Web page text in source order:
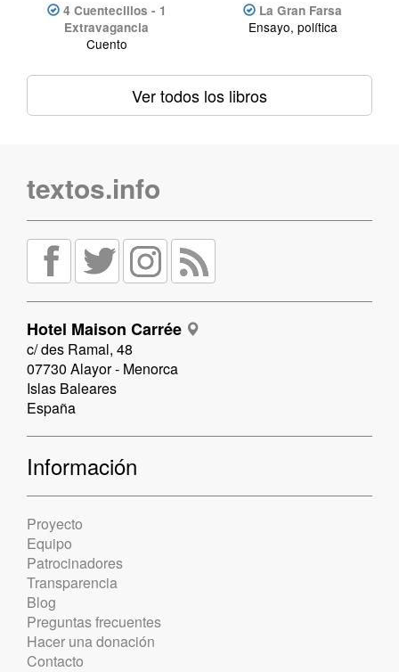
4 Cuentecillos - 1
Extravagancia
Cuento
La Gran Farsa
Ensayo, política
Ver todos los libros
textos.info
Hotel Maison Carrée
c/ des Ramal, 48
07730 Alayor - Menorca
Islas Baleares
España
Información
Proyecto
Equipo
Patrocinadores
Transparencia
Blog
Preguntas frecuentes
Hacer una donación
Contacto